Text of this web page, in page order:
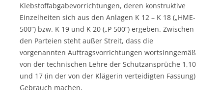
Klebstoffabgabevorrichtungen, deren konstruktive
Einzelheiten sich aus den Anlagen K 12 – K 18 („HME-
500“) bzw. K 19 und K 20 („P 500“) ergeben. Zwischen
den Parteien steht außer Streit, dass die
vorgenannten Auftragsvorrichtungen wortsinngemäß
von der technischen Lehre der Schutzansprüche 1,10
und 17 (in der von der Klägerin verteidigten Fassung)
Gebrauch machen.